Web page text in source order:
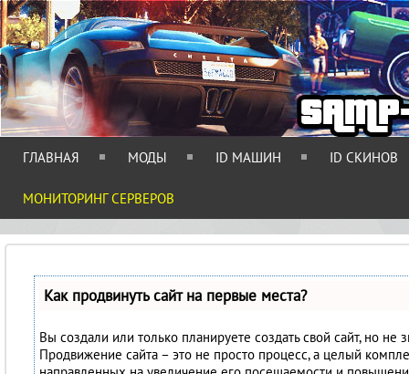
ГЛАВНАЯ МОДЫ ID МАШИН ID СКИНОВ
МОНИТОРИНГ СЕРВЕРОВ
Как продвинуть сайт на первые места?
Вы создали или только планируете создать свой сайт, но не
Продвижение сайта – это не просто процесс, а целый